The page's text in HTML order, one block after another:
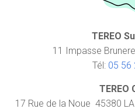
TEREO
11 Impasse
Tél: 05 56
TEREO
17 Rue de la Noue 45380 LA